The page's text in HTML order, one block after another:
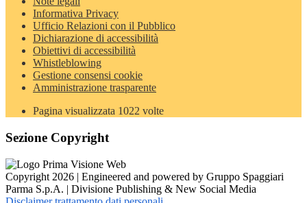
Informativa Privacy
Ufficio Relazioni con il Pubblico
Dichiarazione di accessibilità
Obiettivi di accessibilità
Whistleblowing
Gestione consensi cookie
Amministrazione trasparente
Pagina visualizzata 1022 volte
Sezione Copyright
Copyright 2026 | Engineered and powered by Gruppo Spaggiari
Parma S.p.A. | Divisione Publishing & New Social Media